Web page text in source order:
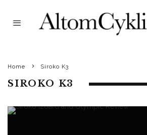
Home Siroko K3
SIROKO K3